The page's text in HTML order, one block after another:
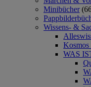
Minibücher
Wissens- &
WAS